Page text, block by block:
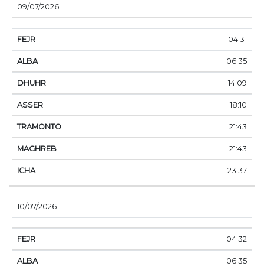
09/07/2026
04:31
06:35
14:09
18:10
21:43
21:43
23:37
10/07/2026
04:32
06:35